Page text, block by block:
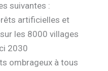
suivantes :
artificielles et
les 8000 villages
2030
ombrageux à tous